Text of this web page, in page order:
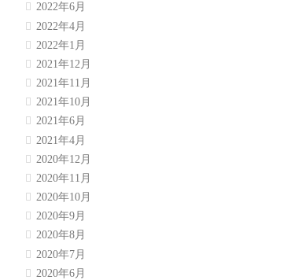
2022年6月
2022年4月
2022年1月
2021年12月
2021年11月
2021年10月
2021年6月
2021年4月
2020年12月
2020年11月
2020年10月
2020年9月
2020年8月
2020年7月
2020年6月